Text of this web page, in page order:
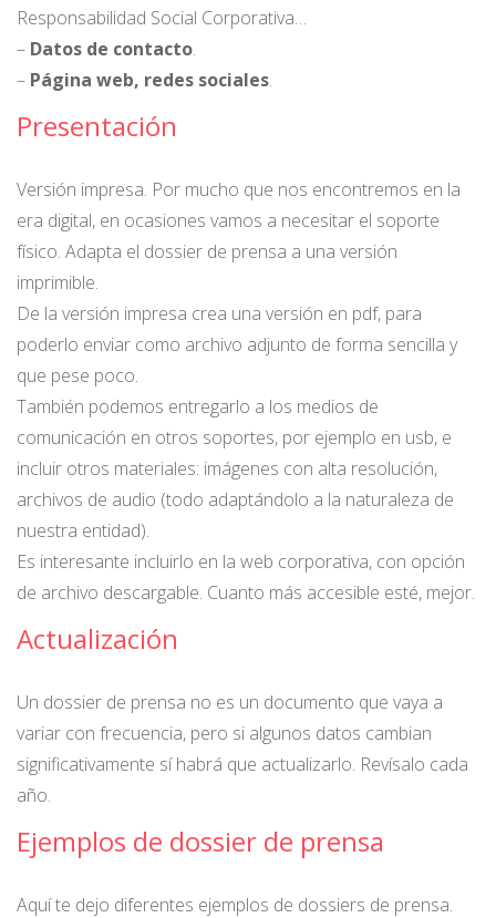
Responsabilidad Social Corporativa…
– Datos de contacto.
– Página web, redes sociales.
Presentación
Versión impresa. Por mucho que nos encontremos en la
era digital, en ocasiones vamos a necesitar el soporte
físico. Adapta el dossier de prensa a una versión
imprimible.
De la versión impresa crea una versión en pdf, para
poderlo enviar como archivo adjunto de forma sencilla y
que pese poco.
También podemos entregarlo a los medios de
comunicación en otros soportes, por ejemplo en usb, e
incluir otros materiales: imágenes con alta resolución,
archivos de audio (todo adaptándolo a la naturaleza de
nuestra entidad).
Es interesante incluirlo en la web corporativa, con opción
de archivo descargable. Cuanto más accesible esté, mejor.
Actualización
Un dossier de prensa no es un documento que vaya a
variar con frecuencia, pero si algunos datos cambian
significativamente sí habrá que actualizarlo. Revísalo cada
año.
Ejemplos de dossier de prensa
Aquí te dejo diferentes ejemplos de dossiers de prensa.